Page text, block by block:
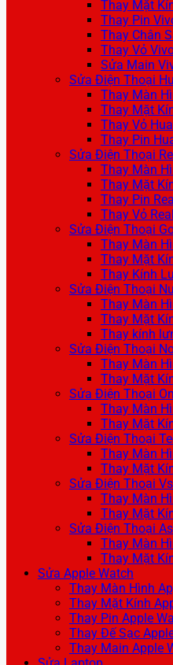
Thay Mặt
Thay Pin
Thay Chân
Thay Vỏ
Sửa Main
Sửa Điện Thoại
Thay Màn
Thay Mặt
Thay Vỏ
Thay Pin
Sửa Điện Thoại
Thay Màn
Thay Mặt
Thay Pin
Thay Vỏ
Sửa Điện Thoại
Thay Màn
Thay Mặt
Thay Kính
Sửa Điện Thoại
Thay Màn
Thay Mặt
Thay kính
Sửa Điện Thoại
Thay Màn
Thay Mặt
Sửa Điện Thoại
Thay Màn
Thay Mặt
Sửa Điện Thoại
Thay Màn
Thay Mặt
Sửa Điện Thoại
Thay Màn
Thay Mặt
Sửa Điện Thoại
Thay Màn
Thay Mặt
Sửa Apple Watch
Thay Màn Hình
Thay Mặt Kính
Thay Pin Apple
Thay Đế Sạc
Thay Main Apple